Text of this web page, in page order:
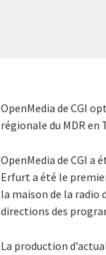
OpenMedia de CGI
régionale du MDR en
OpenMedia de CGI
Erfurt a été le
la maison de la radio
directions des
La production